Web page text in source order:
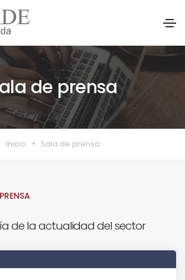
de prensa
Inicio Sala de prensa
de la actualidad del sector